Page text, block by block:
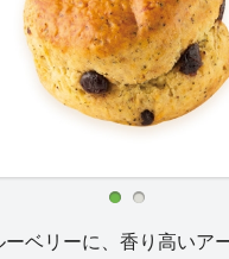
ベリーに、香り高いア